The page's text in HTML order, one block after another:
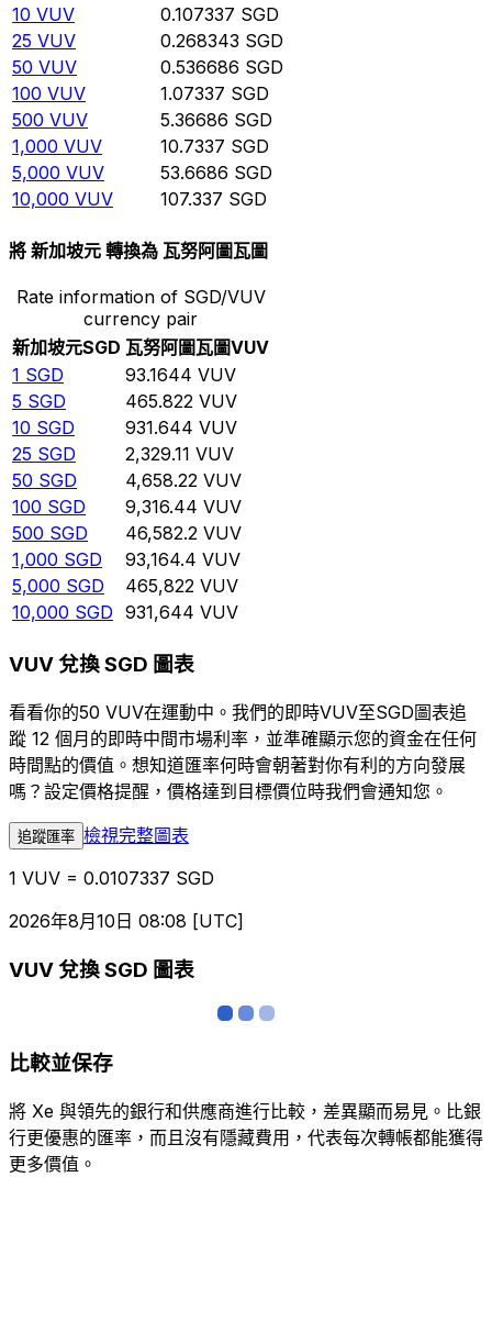
10 VUV 0.107337 SGD
25 VUV 0.268343 SGD
50 VUV 0.536686 SGD
100 VUV 1.07337 SGD
500 VUV 5.36686 SGD
1,000 VUV 10.7337 SGD
5,000 VUV 53.6686 SGD
10,000 VUV 107.337 SGD
將 新加坡元 轉換為 瓦努阿圖瓦圖
Rate information of SGD/VUV
currency pair
新加坡元SGD 瓦努阿圖瓦圖VUV
1 SGD 93.1644 VUV
5 SGD 465.822 VUV
10 SGD 931.644 VUV
25 SGD 2,329.11 VUV
50 SGD 4,658.22 VUV
100 SGD 9,316.44 VUV
500 SGD 46,582.2 VUV
1,000 SGD 93,164.4 VUV
5,000 SGD 465,822 VUV
10,000 SGD 931,644 VUV
VUV 兌換 SGD 圖表
看看你的50 VUV在運動中。我們的即時VUV至SGD圖表追
蹤 12 個月的即時中間市場利率，並準確顯示您的資金在任何
時間點的價值。想知道匯率何時會朝著對你有利的方向發展
嗎？設定價格提醒，價格達到目標價位時我們會通知您。
追蹤匯率 檢視完整圖表
1 VUV = 0.0107337 SGD
2026年8月10日 08:08 [UTC]
VUV 兌換 SGD 圖表
比較並保存
將 Xe 與領先的銀行和供應商進行比較，差異顯而易見。比銀
行更優惠的匯率，而且沒有隱藏費用，代表每次轉帳都能獲得
更多價值。